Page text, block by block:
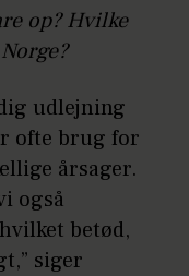
op? Hvilke
udlejning
ofte brug for
årsager.
også
betød,
siger